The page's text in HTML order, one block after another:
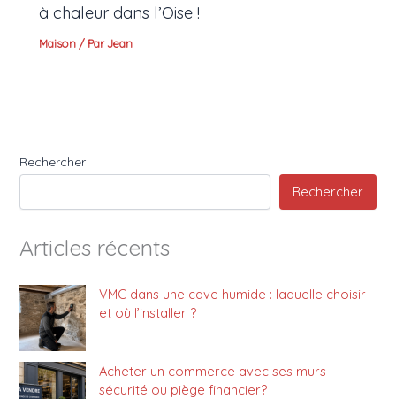
à chaleur dans l’Oise !
Maison / ParJean
Rechercher
Rechercher
Articles récents
VMC dans une cave humide : laquelle choisir
et où l’installer ?
Acheter un commerce avec ses murs :
sécurité ou piège financier?